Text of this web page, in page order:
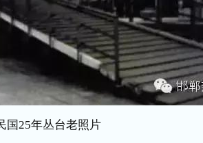
国25年丛台老照片